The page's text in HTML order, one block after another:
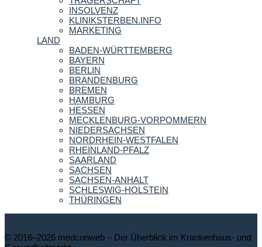
INSOLVENZ
KLINIKSTERBEN.INFO
MARKETING
LAND
BADEN-WÜRTTEMBERG
BAYERN
BERLIN
BRANDENBURG
BREMEN
HAMBURG
HESSEN
MECKLENBURG-VORPOMMERN
NIEDERSACHSEN
NORDRHEIN-WESTFALEN
RHEINLAND-PFALZ
SAARLAND
SACHSEN
SACHSEN-ANHALT
SCHLESWIG-HOLSTEIN
THÜRINGEN
© 2016–2026 medconweb – Der Überblick im Krankenhaus- und